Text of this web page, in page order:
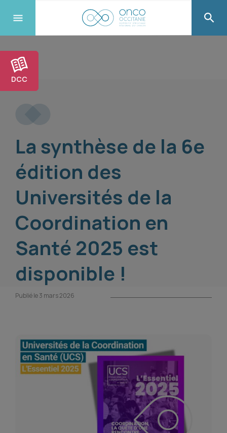
DCC
La synthèse de la 6e
édition des
Universités de la
Coordination en
Santé 2025 est
disponible !
Publié le 3 mars 2026